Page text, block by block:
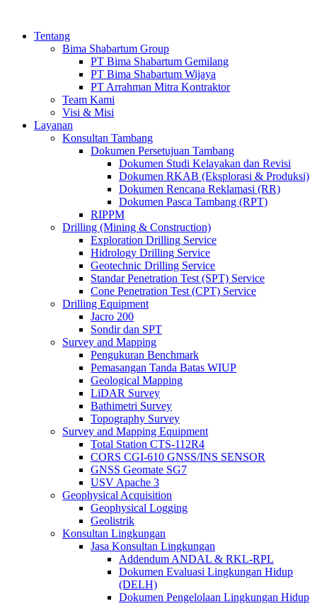
Tentang
Bima Shabartum Group
PT Bima Shabartum Gemilang
PT Bima Shabartum Wijaya
PT Arrahman Mitra Kontraktor
Team Kami
Visi & Misi
Layanan
Konsultan Tambang
Dokumen Persetujuan Tambang
Dokumen Studi Kelayakan dan Revisi
Dokumen RKAB (Eksplorasi & Produksi)
Dokumen Rencana Reklamasi (RR)
Dokumen Pasca Tambang (RPT)
RIPPM
Drilling (Mining & Construction)
Exploration Drilling Service
Hidrology Drilling Service
Geotechnic Drilling Service
Standar Penetration Test (SPT) Service
Cone Penetration Test (CPT) Service
Drilling Equipment
Jacro 200
Sondir dan SPT
Survey and Mapping
Pengukuran Benchmark
Pemasangan Tanda Batas WIUP
Geological Mapping
LiDAR Survey
Bathimetri Survey
Topography Survey
Survey and Mapping Equipment
Total Station CTS-112R4
CORS CGI-610 GNSS/INS SENSOR
GNSS Geomate SG7
USV Apache 3
Geophysical Acquisition
Geophysical Logging
Geolistrik
Konsultan Lingkungan
Jasa Konsultan Lingkungan
Addendum ANDAL & RKL-RPL
Dokumen Evaluasi Lingkungan Hidup
(DELH)
Dokumen Pengelolaan Lingkungan Hidup